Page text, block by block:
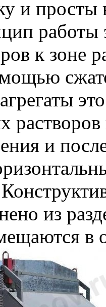
и
работы
к зоне
и
из
в